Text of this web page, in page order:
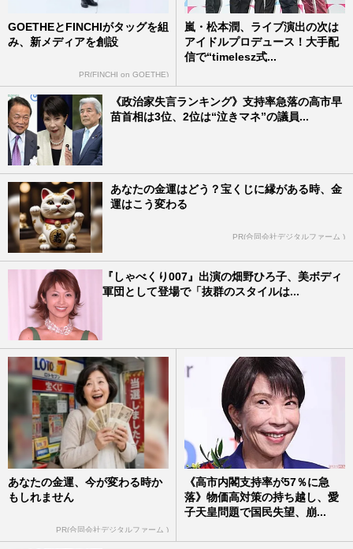
GOETHEとFINCHIがタッグを組
み、新メディアを創設
PR(FINCHI on GOETHE)
嵐・松本潤、ライブ演出の次は
アイドルプロデュース！大手配
信で“timelesz式...
《政治家失言ランキング》支持率急落の高市早
苗首相は3位、2位は“泣きマネ”の議員...
あなたの金運はどう？宝くじに縁がある時、金
運はこう変わる
PR(合同会社デジタルファーム )
『しゃべくり007』出演の畑野ひろ子、美ボディ
軍団として登場で「抜群のスタイルは...
あなたの金運、今が変わる時か
もしれません
PR(合同会社デジタルファーム )
《高市内閣支持率が57％に急
落》物価高対策の持ち越し、愛
子天皇問題で国民失望、崩...